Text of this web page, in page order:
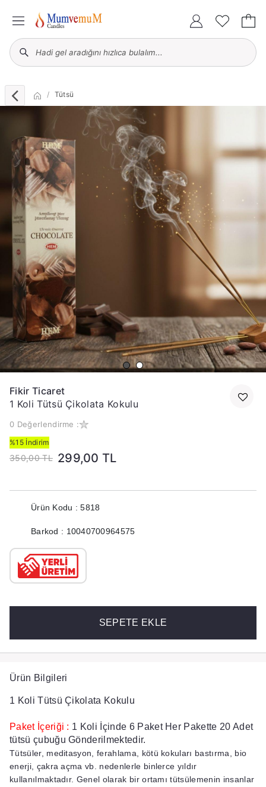
Tütsü
Fikir Ticaret
1 Koli Tütsü Çikolata Kokulu
0 Değerlendirme :
%15 İndirim
350,00 TL 299,00 TL
Ürün Kodu : 5818
Barkod : 10040700964575
SEPETE EKLE
Ürün Bilgileri
1 Koli Tütsü Çikolata Kokulu
Paket İçeriği : 1 Koli İçinde 6 Paket Her Pakette 20 Adet
tütsü çubuğu Gönderilmektedir.
Tütsüler, meditasyon, ferahlama, kötü kokuları bastırma, bio
enerji, çakra açma vb. nedenlerle binlerce yıldır
kullanılmaktadır. Genel olarak bir ortamı tütsülemenin insanlar